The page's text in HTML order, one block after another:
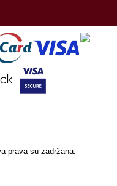
prava su zadržana.